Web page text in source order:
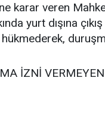
karar veren
yurt dışına
İZNİ